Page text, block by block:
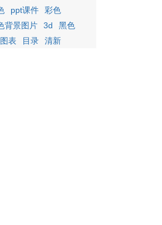
ppt课件
彩色
背景图片 3d
黑色
表 目录 清新